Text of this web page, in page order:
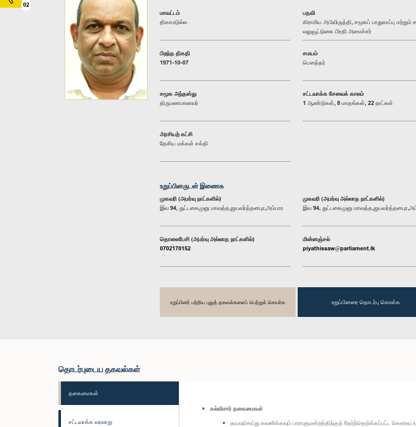
02
மாவட்டம்
திகாமடுல்ல
பதவி
கிராமிய அபிவிருத்தி, சமூகப் பாதுகாப்பு மற்றும்
வலுவூட்டுகை பிரதி அமைச்சர்
பிறந்த திகதி
1971-10-07
சமயம்
பௌத்தர்
சமூக அந்தஸ்து
திருமணமானவர்
சட்டவாக்க சேவைக் காலம்
1 ஆண்டுகள், 8 மாதங்கள், 22 நாட்கள்
அரசியற் கட்சி
தேசிய மக்கள் சக்தி
உறுப்பினருடன் இணைக
முகவரி (அமர்வு நாட்களில்)
இவ 94, துட்டகைமுனு மாவத்த,ஜயவர்த்தனபுர,அம்பார
முகவரி (அமர்வு அல்லாத நாட்களில்)
இவ 94, துட்டகைமுனு
தொலைபேசி (அமர்வு அல்லாத நாட்களில்)
0702170152
மின்னஞ்சல்
piyathissaw@parliament.lk
உறுப்பினர் பற்றிய புதுத் தகவல்களைப் பெற்றுக் கொள்க உறுப்பினரை தொடர்பு கொள்க
தொடர்புடைய தகவல்கள்
தகைமைகள்
சட்டவாக்க வரலாறு
கல்விசார் தகைமைகள்
தயவுசெய்து கவனிக்கவும் பாராளுமன்றத்திற்குத் தேர்ந்தெடுக்கப்பட்ட